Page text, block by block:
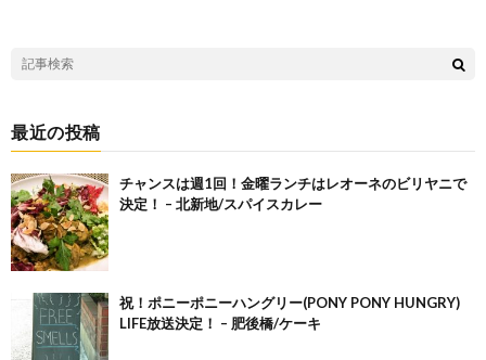
最近の投稿
チャンスは週1回！金曜ランチはレオーネのビリヤニで
決定！ – 北新地/スパイスカレー
祝！ポニーポニーハングリー(PONY PONY HUNGRY)
LIFE放送決定！ – 肥後橋/ケーキ